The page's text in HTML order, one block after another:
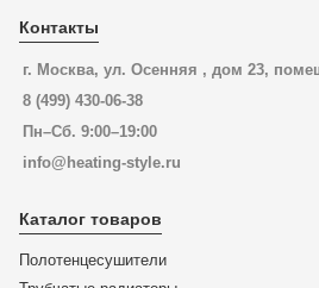
Контакты
г. Москва, ул. Осенняя , дом 23,
8 (499) 430-06-38
Пн–Сб. 9:00–19:00
info@heating-style.ru
Каталог товаров
Полотенцесушители